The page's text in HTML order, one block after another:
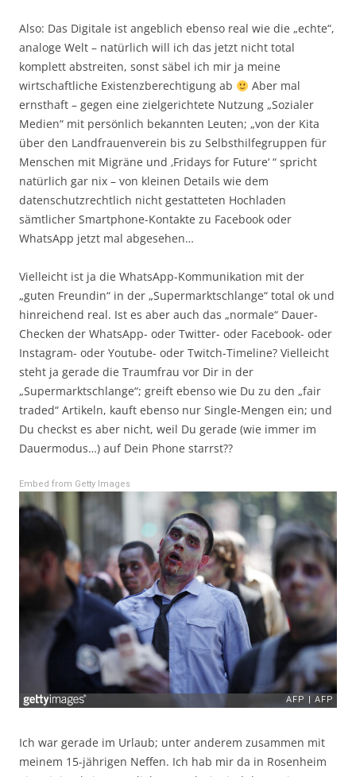
Also: Das Digitale ist angeblich ebenso real wie die „echte“,
analoge Welt – natürlich will ich das jetzt nicht total
komplett abstreiten, sonst säbel ich mir ja meine
wirtschaftliche Existenzberechtigung ab
Aber mal
ernsthaft – gegen eine zielgerichtete Nutzung „Sozialer
Medien“ mit persönlich bekannten Leuten; „von der Kita
über den Landfrauenverein bis zu Selbsthilfegruppen für
Menschen mit Migräne und ‚Fridays for Future‘ “ spricht
natürlich gar nix – von kleinen Details wie dem
datenschutzrechtlich nicht gestatteten Hochladen
sämtlicher Smartphone-Kontakte zu Facebook oder
WhatsApp jetzt mal abgesehen…
Vielleicht ist ja die WhatsApp-Kommunikation mit der
„guten Freundin“ in der „Supermarktschlange“ total ok und
hinreichend real. Ist es aber auch das „normale“ Dauer-
Checken der WhatsApp- oder Twitter- oder Facebook- oder
Instagram- oder Youtube- oder Twitch-Timeline? Vielleicht
steht ja gerade die Traumfrau vor Dir in der
„Supermarktschlange“; greift ebenso wie Du zu den „fair
traded“ Artikeln, kauft ebenso nur Single-Mengen ein; und
Du checkst es aber nicht, weil Du gerade (wie immer im
Dauermodus…) auf Dein Phone starrst??
Embed from Getty Images
Ich war gerade im Urlaub; unter anderem zusammen mit
meinem 15-jährigen Neffen. Ich hab mir da in Rosenheim